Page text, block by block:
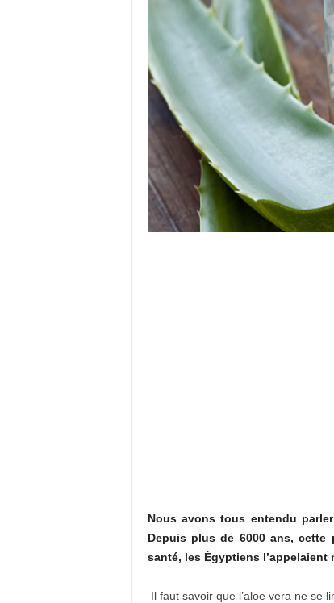
Nous avons tous entendu
Depuis plus de 6000 ans,
santé, les Égyptiens l’appelaient
Il faut savoir que l’aloe vera ne se